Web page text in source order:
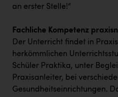
an erster Stelle!“
Fachliche Kompetenz
Der Unterricht findet in
herkömmlichen
Schüler Praktika, unter
Praxisanleiter, bei
Gesundheitseinrichtungen.